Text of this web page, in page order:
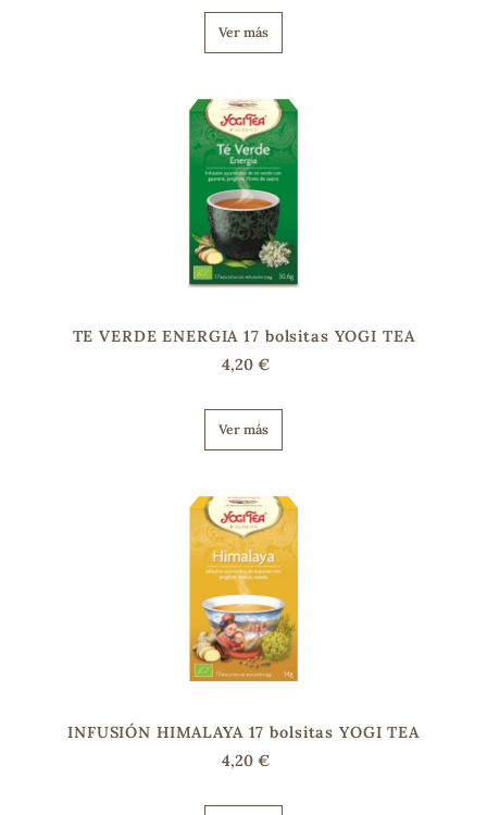
Ver más
TE VERDE ENERGIA 17 bolsitas YOGI TEA
4,20 €
Ver más
INFUSIÓN HIMALAYA 17 bolsitas YOGI TEA
4,20 €